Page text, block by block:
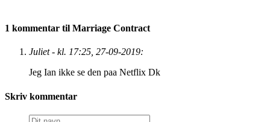
1 kommentar til Marriage Contract
Juliet - kl. 17:25, 27-09-2019:
Jeg Ian ikke se den paa Netflix Dk
Skriv kommentar